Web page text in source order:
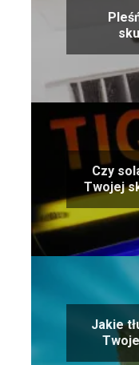
Czy
Twojej
Jakie